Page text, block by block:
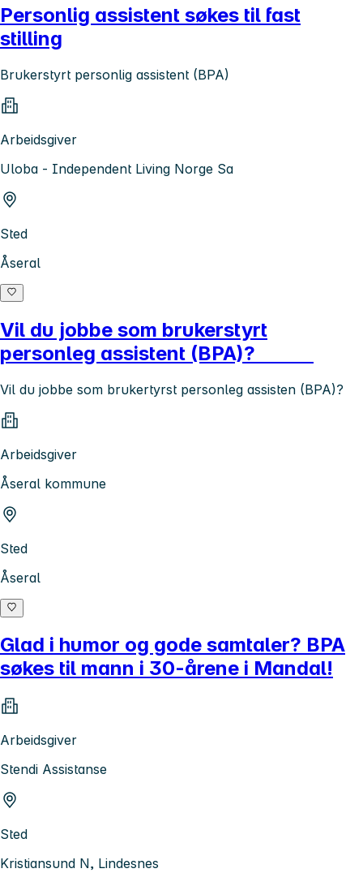
Personlig assistent søkes til fast
stilling
Brukerstyrt personlig assistent (BPA)
Arbeidsgiver
Uloba - Independent Living Norge Sa
Sted
Åseral
Vil du jobbe som brukerstyrt
personleg assistent (BPA)?
Vil du jobbe som brukertyrst personleg assisten (BPA)?
Arbeidsgiver
Åseral kommune
Sted
Åseral
Glad i humor og gode samtaler? BPA
søkes til mann i 30-årene i Mandal!
Arbeidsgiver
Stendi Assistanse
Sted
Kristiansund N, Lindesnes